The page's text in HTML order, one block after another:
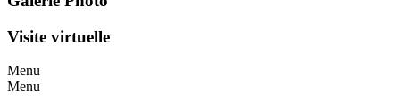
Visite virtuelle
Menu
Menu